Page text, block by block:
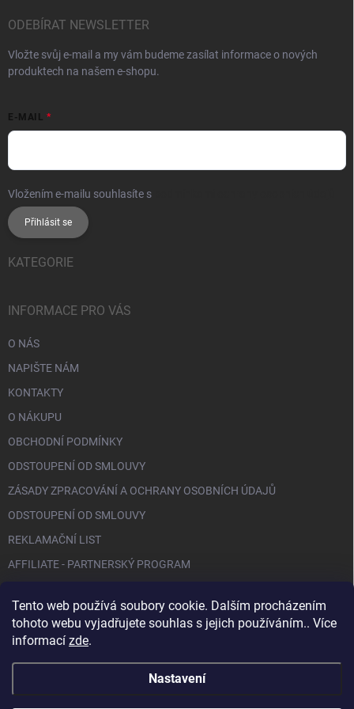
Tento web používá soubory cookie. Dalším procházením
tohoto webu vyjadřujete souhlas s jejich používáním.. Více
informací zde.
Nastavení
ODEBÍRAT NEWSLETTER
Vložte svůj e-mail a my vám budeme zasílat informace o nových
produktech na našem e-shopu.
E-MAIL
Vložením e-mailu souhlasíte s
Přihlásit se
KATEGORIE
INFORMACE PRO VÁS
O NÁS
NAPIŠTE NÁM
KONTAKTY
O NÁKUPU
OBCHODNÍ PODMÍNKY
ODSTOUPENÍ OD SMLOUVY
ZÁSADY ZPRACOVÁNÍ A OCHRANY OSOBNÍCH ÚDAJŮ
ODSTOUPENÍ OD SMLOUVY
REKLAMAČNÍ LIST
AFFILIATE - PARTNERSKÝ PROGRAM
FACEBOOK